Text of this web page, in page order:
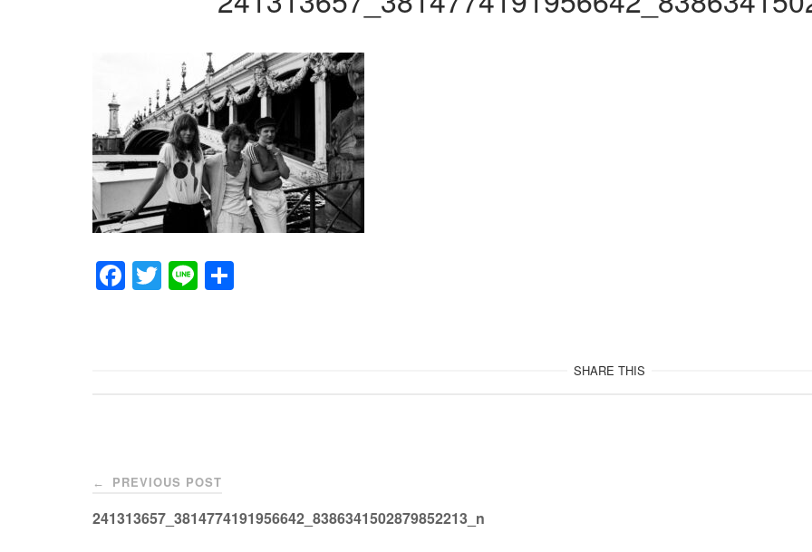
F
a
k
T
wi
Li
n
SHARE THIS
Post
navigation
← PREVIOUS POST
241313657_3814774191956642_8386341502879852213_n